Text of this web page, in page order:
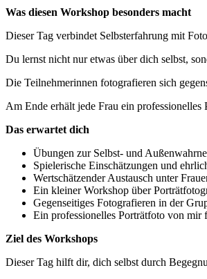
Was diesen Workshop besonders macht
Dieser Tag verbindet Selbsterfahrung mit
Du lernst nicht nur etwas über dich selbst,
Die Teilnehmerinnen fotografieren sich
Am Ende erhält jede Frau ein professionelles
Das erwartet dich
Übungen zur Selbst- und
Spielerische Einschätzungen und
Wertschätzender Austausch unter
Ein kleiner Workshop über
Gegenseitiges Fotografieren in der
Ein professionelles Porträtfoto von mir
Ziel des Workshops
Dieser Tag hilft dir, dich selbst durch